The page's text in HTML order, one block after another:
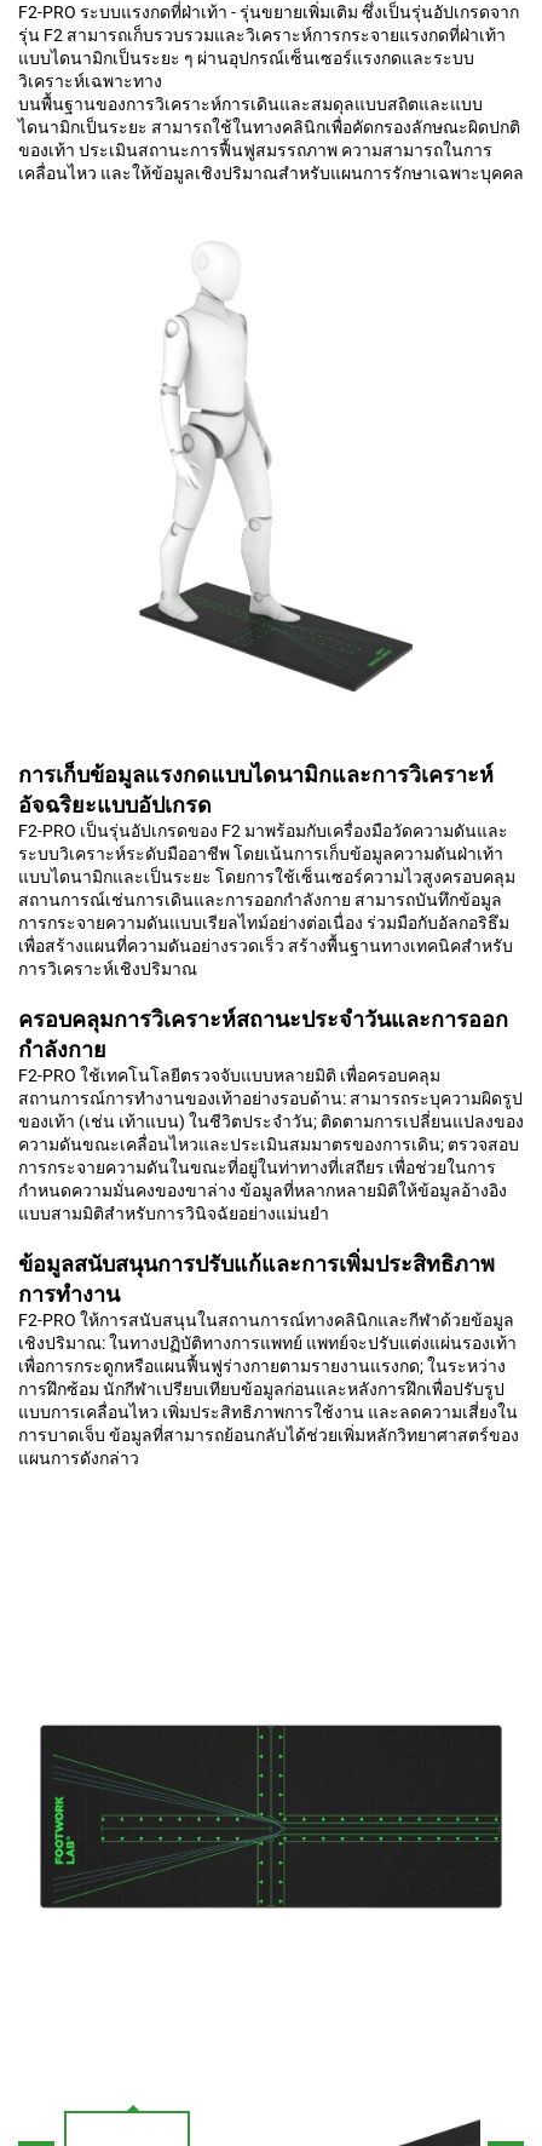
F2-PRO ระบบแรงกดที่ฝ่าเท้า - รุ่นขยายเพิ่มเติม ซึ่งเป็นรุ่นอัปเกรดจาก
รุ่น F2 สามารถเก็บรวบรวมและวิเคราะห์การกระจายแรงกดที่ฝ่าเท้า
แบบไดนามิกเป็นระยะ ๆ ผ่านอุปกรณ์เซ็นเซอร์แรงกดและระบบ
วิเคราะห์เฉพาะทาง
บนพื้นฐานของการวิเคราะห์การเดินและสมดุลแบบสถิตและแบบ
ไดนามิกเป็นระยะ สามารถใช้ในทางคลินิกเพื่อคัดกรองลักษณะผิดปกติ
ของเท้า ประเมินสถานะการฟื้นฟูสมรรถภาพ ความสามารถในการ
เคลื่อนไหว และให้ข้อมูลเชิงปริมาณสำหรับแผนการรักษาเฉพาะบุคคล
การเก็บข้อมูลแรงกดแบบไดนามิกและการวิเคราะห์
อัจฉริยะแบบอัปเกรด
F2-PRO เป็นรุ่นอัปเกรดของ F2 มาพร้อมกับเครื่องมือวัดความดันและ
ระบบวิเคราะห์ระดับมืออาชีพ โดยเน้นการเก็บข้อมูลความดันฝ่าเท้า
แบบไดนามิกและเป็นระยะ โดยการใช้เซ็นเซอร์ความไวสูงครอบคลุม
สถานการณ์เช่นการเดินและการออกกำลังกาย สามารถบันทึกข้อมูล
การกระจายความดันแบบเรียลไทม์อย่างต่อเนื่อง ร่วมมือกับอัลกอริธึม
เพื่อสร้างแผนที่ความดันอย่างรวดเร็ว สร้างพื้นฐานทางเทคนิคสำหรับ
การวิเคราะห์เชิงปริมาณ
ครอบคลุมการวิเคราะห์สถานะประจำวันและการออก
กำลังกาย
F2-PRO ใช้เทคโนโลยีตรวจจับแบบหลายมิติ เพื่อครอบคลุม
สถานการณ์การทำงานของเท้าอย่างรอบด้าน: สามารถระบุความผิดรูป
ของเท้า (เช่น เท้าแบน) ในชีวิตประจำวัน; ติดตามการเปลี่ยนแปลงของ
ความดันขณะเคลื่อนไหวและประเมินสมมาตรของการเดิน; ตรวจสอบ
การกระจายความดันในขณะที่อยู่ในท่าทางที่เสถียร เพื่อช่วยในการ
กำหนดความมั่นคงของขาล่าง ข้อมูลที่หลากหลายมิติให้ข้อมูลอ้างอิง
แบบสามมิติสำหรับการวินิจฉัยอย่างแม่นยำ
ข้อมูลสนับสนุนการปรับแก้และการเพิ่มประสิทธิภาพ
การทำงาน
F2-PRO ให้การสนับสนุนในสถานการณ์ทางคลินิกและกีฬาด้วยข้อมูล
เชิงปริมาณ: ในทางปฏิบัติทางการแพทย์ แพทย์จะปรับแต่งแผ่นรองเท้า
เพื่อการกระดูกหรือแผนฟื้นฟูร่างกายตามรายงานแรงกด; ในระหว่าง
การฝึกซ้อม นักกีฬาเปรียบเทียบข้อมูลก่อนและหลังการฝึกเพื่อปรับรูป
แบบการเคลื่อนไหว เพิ่มประสิทธิภาพการใช้งาน และลดความเสี่ยงใน
การบาดเจ็บ ข้อมูลที่สามารถย้อนกลับได้ช่วยเพิ่มหลักวิทยาศาสตร์ของ
แผนการดังกล่าว